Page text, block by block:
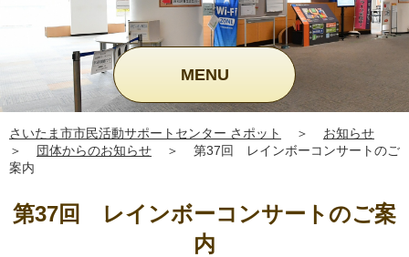
MENU
さいたま市市民活動サポートセンター さポット ＞
お知らせ
＞
団体からのお知らせ ＞
第37回 レインボーコンサートのご
案内
第37回 レインボーコンサートのご案
内